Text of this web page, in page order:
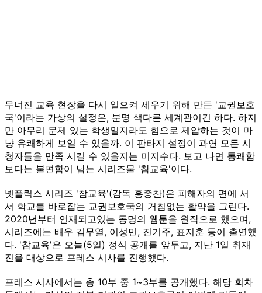
무너진 교육 현장을 다시 일으켜 세우기 위해 만든 '교권보호
국'이라는 가상의 설정은, 분명 색다른 세계관이긴 하다. 하지
만 아무리 문제 있는 학생일지라도 힘으로 제압하는 것이 마
냥 유쾌하게 보일 수 있을까. 이 판타지 설정이 과연 모든 시
청자들을 만족 시킬 수 있을지는 미지수다. 보고 나면 통쾌함
보다는 불편함이 남는 시리즈물 '참교육'이다.
넷플릭스 시리즈 '참교육'(감독 홍종찬)은 피해자의 편에 서
서 학교를 바로잡는 교권보호국의 거침없는 활약을 그린다.
2020년부터 연재되고있는 동명의 웹툰을 원작으로 했으며,
시리즈에는 배우 김무열, 이성민, 진기주, 표지훈 등이 출연했
다. '참교육'은 오늘(5일) 정식 공개를 앞두고, 지난 1일 취재
진을 대상으로 프레스 시사를 진행했다.
프레스 시사에서는 총 10부 중 1~3부를 공개했다. 해당 회차